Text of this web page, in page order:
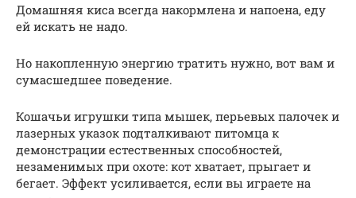
Домашняя киса всегда накормлена и напоена, еду
ей искать не надо.
Но накопленную энергию тратить нужно, вот вам и
сумасшедшее поведение.
Кошачьи игрушки типа мышек, перьевых палочек и
лазерных указок подталкивают питомца к
демонстрации естественных способностей,
незаменимых при охоте: кот хватает, прыгает и
бегает. Эффект усиливается, если вы играете на